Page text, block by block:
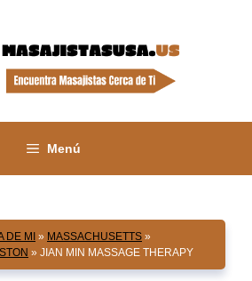
Menú
DE MI » MASSACHUSETTS »
» JIAN MIN MASSAGE THERAPY